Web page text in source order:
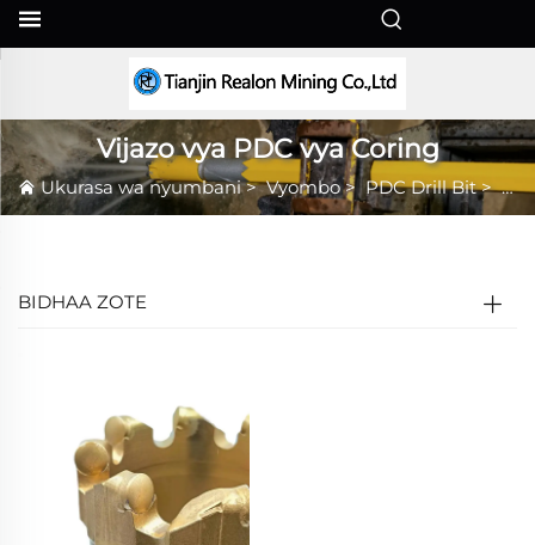
Vijazo vya PDC vya Coring
Ukurasa wa nyumbani>Vyombo> PDC Drill Bit>
BIDHAA ZOTE